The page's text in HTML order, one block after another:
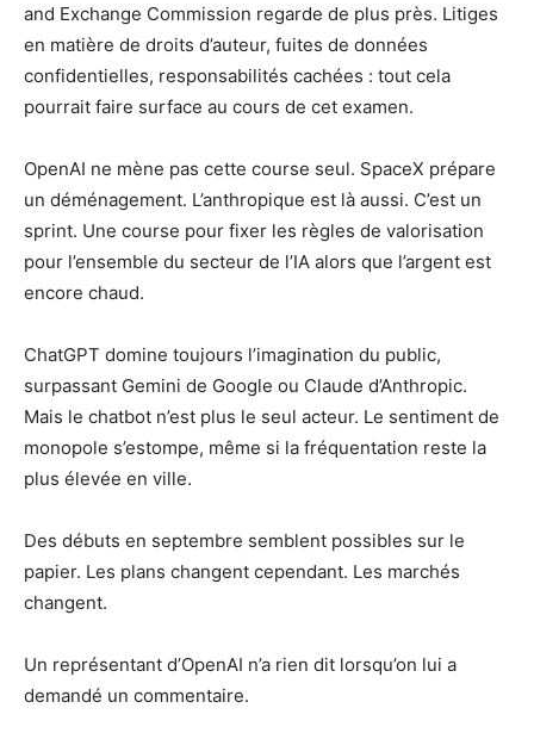
and Exchange Commission regarde de plus près. Litiges
en matière de droits d’auteur, fuites de données
confidentielles, responsabilités cachées : tout cela
pourrait faire surface au cours de cet examen.
OpenAI ne mène pas cette course seul. SpaceX prépare
un déménagement. L’anthropique est là aussi. C’est un
sprint. Une course pour fixer les règles de valorisation
pour l’ensemble du secteur de l’IA alors que l’argent est
encore chaud.
ChatGPT domine toujours l’imagination du public,
surpassant Gemini de Google ou Claude d’Anthropic.
Mais le chatbot n’est plus le seul acteur. Le sentiment de
monopole s’estompe, même si la fréquentation reste la
plus élevée en ville.
Des débuts en septembre semblent possibles sur le
papier. Les plans changent cependant. Les marchés
changent.
Un représentant d’OpenAI n’a rien dit lorsqu’on lui a
demandé un commentaire.